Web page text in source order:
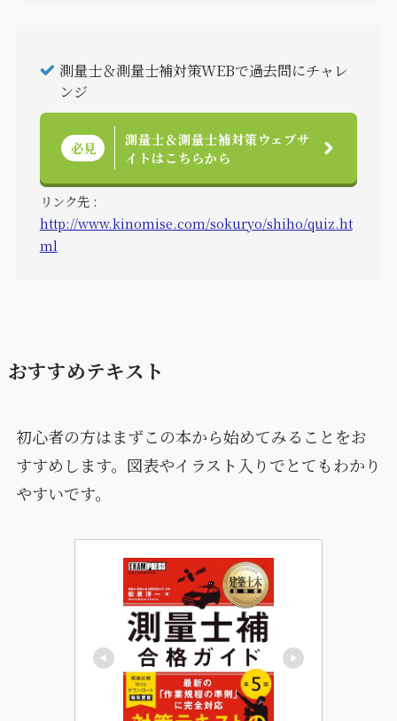
測量士＆測量士補対策WEBで過去問にチャレ
ンジ
必見
測量士＆測量士補対策ウェブサ
イトはこちらから
リンク先 :
http://www.kinomise.com/sokuryo/shiho/quiz.ht
ml
おすすめテキスト
初心者の方はまずこの本から始めてみることをお
すすめします。図表やイラスト入りでとてもわかり
やすいです。